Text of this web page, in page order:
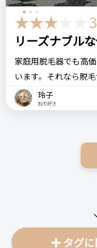
また、業務用の脱毛
頼性があると感じた
価格
54,000円
＼
悪いところ（残念）
照射し辛い部分だと
注意点
濃い毛には時間がかか
おすすめする人・おすす
毎日飽きずに照射で
比較したもの・こちらを
店舗での脱毛も考え
い場合は連続照射モ
るとスピーディーに照
効果のほうは、最初
用後からは月一回ず
使ってくらいから毛
た。今まで１日でも
くて目立つタイプで
キッカケに使用を控
一週間くらい剃らな
リーズナブル
家庭用脱毛器でも高
います。それなら脱
いと考えてしまいま
せんでした。正直な
いものの、自己処理
万発までずっと照射
脱毛するときにスピ
ルが5段階あって、自
できて快適なのも素
玲子
脱毛好き
タグ